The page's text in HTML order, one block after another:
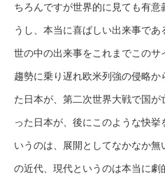
ちろんですが世界的に見ても有意
うし、本当に喜ばしい出来事で
世の中の出来事をこれまでこの
趨勢に乗り遅れ欧米列強の侵略
た日本が、第二次世界大戦で国が
った日本が、後にこのような快
いうのは、展開としてなかなか
の近代、現代というのは本当に劇